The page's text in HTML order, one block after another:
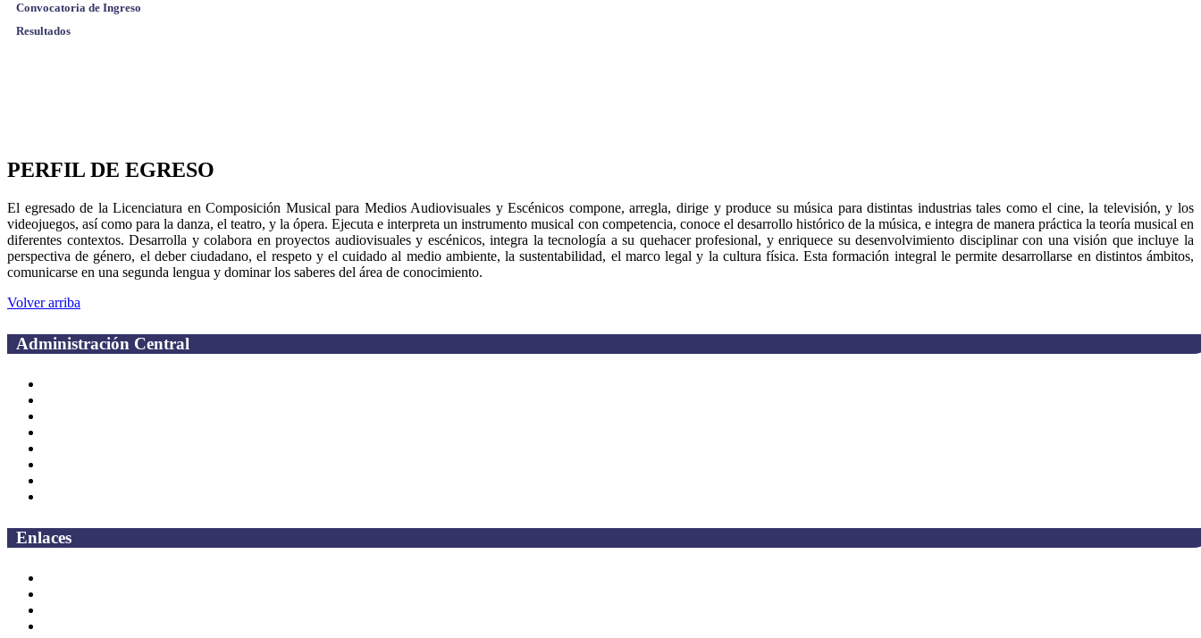
Convocatoria de Ingreso
Resultados
PERFIL DE EGRESO
El egresado de la Licenciatura en Composición Musical para Medios Audiovisuales y Escénicos compone, arregla, dirige y produce su música para distintas industrias tales como el cine, la televisión, y los
videojuegos, así como para la danza, el teatro, y la ópera. Ejecuta e interpreta un instrumento musical con competencia, conoce el desarrollo histórico de la música, e integra de manera práctica la teoría musical en
diferentes contextos. Desarrolla y colabora en proyectos audiovisuales y escénicos, integra la tecnología a su quehacer profesional, y enriquece su desenvolvimiento disciplinar con una visión que incluye la
perspectiva de género, el deber ciudadano, el respeto y el cuidado al medio ambiente, la sustentabilidad, el marco legal y la cultura física. Esta formación integral le permite desarrollarse en distintos ámbitos,
comunicarse en una segunda lengua y dominar los saberes del área de conocimiento.
Volver arriba
Administración Central
Enlaces